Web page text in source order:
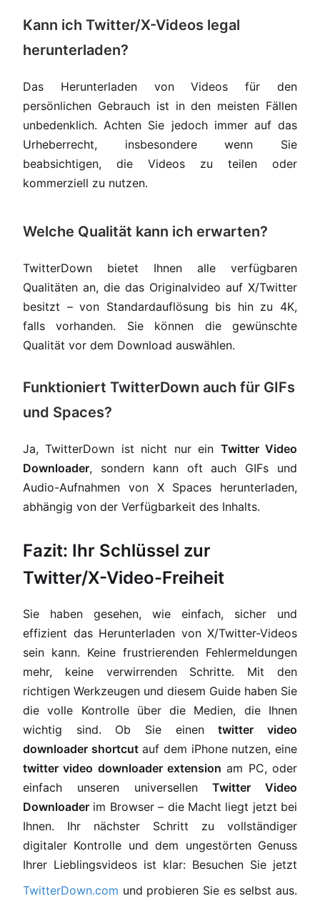
Kann ich Twitter/X-Videos legal
herunterladen?
Das Herunterladen von Videos für den
persönlichen Gebrauch ist in den meisten Fällen
unbedenklich. Achten Sie jedoch immer auf das
Urheberrecht, insbesondere wenn Sie
beabsichtigen, die Videos zu teilen oder
kommerziell zu nutzen.
Welche Qualität kann ich erwarten?
TwitterDown bietet Ihnen alle verfügbaren
Qualitäten an, die das Originalvideo auf X/Twitter
besitzt – von Standardauflösung bis hin zu 4K,
falls vorhanden. Sie können die gewünschte
Qualität vor dem Download auswählen.
Funktioniert TwitterDown auch für GIFs
und Spaces?
Ja, TwitterDown ist nicht nur ein Twitter Video
Downloader, sondern kann oft auch GIFs und
Audio-Aufnahmen von X Spaces herunterladen,
abhängig von der Verfügbarkeit des Inhalts.
Fazit: Ihr Schlüssel zur
Twitter/X-Video-Freiheit
Sie haben gesehen, wie einfach, sicher und
effizient das Herunterladen von X/Twitter-Videos
sein kann. Keine frustrierenden Fehlermeldungen
mehr, keine verwirrenden Schritte. Mit den
richtigen Werkzeugen und diesem Guide haben Sie
die volle Kontrolle über die Medien, die Ihnen
wichtig sind. Ob Sie einentwitter video
downloader shortcutauf dem iPhone nutzen, eine
twitter video downloader extension am PC, oder
einfach unseren universellenTwitter Video
Downloader im Browser – die Macht liegt jetzt bei
Ihnen. Ihr nächster Schritt zu vollständiger
digitaler Kontrolle und dem ungestörten Genuss
Ihrer Lieblingsvideos ist klar: Besuchen Sie jetzt
TwitterDown.com und probieren Sie es selbst aus.